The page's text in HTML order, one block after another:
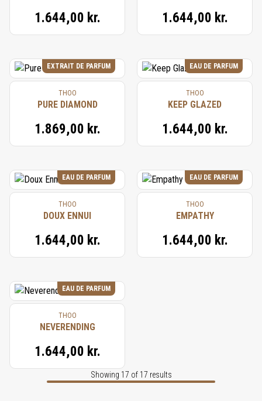
1.644,00 kr. 1.644,00 kr.
EXTRAIT DE PARFUM
THOO
PURE DIAMOND
1.869,00 kr.
EAU DE PARFUM
THOO
KEEP GLAZED
1.644,00 kr.
EAU DE PARFUM
THOO
DOUX ENNUI
1.644,00 kr.
EAU DE PARFUM
THOO
EMPATHY
1.644,00 kr.
EAU DE PARFUM
THOO
NEVERENDING
1.644,00 kr.
Showing 17 of 17 results